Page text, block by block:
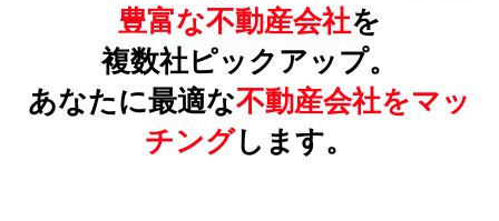
豊富な不動産会社を
複数社ピックアップ。
あなたに最適な不動産会社をマッ
チングします。